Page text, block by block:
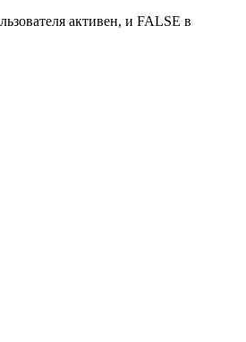
активен, и FALSE в